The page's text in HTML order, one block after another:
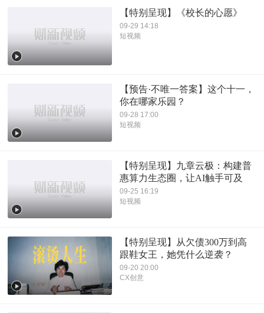
【特别呈现】《校长的心愿》
09-29 14:18
短视频
【预告·不唯一答案】这个十一，
你在哪家乐园？
09-28 17:00
短视频
【特别呈现】九章云极：构建普
惠算力生态圈，让AI触手可及
09-25 16:19
短视频
【特别呈现】从欠债300万到高
跟鞋女王，她凭什么逆袭？
09-20 20:00
CX创意